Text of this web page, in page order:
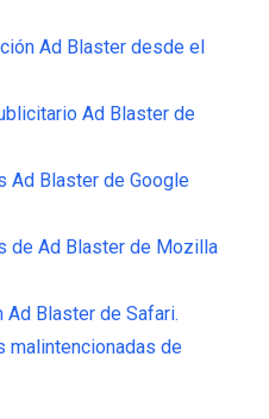
Ad Blaster desde el
Ad Blaster de
Ad Blaster de Google
de Ad Blaster de Mozilla
Ad Blaster de Safari.
malintencionadas de